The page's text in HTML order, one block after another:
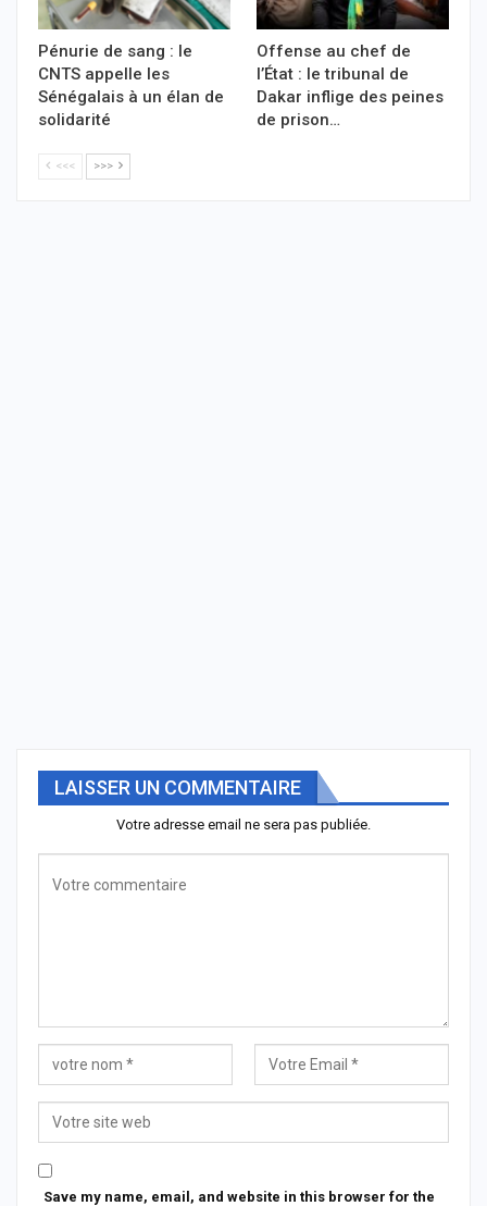
Pénurie de sang : le
CNTS appelle les
Sénégalais à un élan de
solidarité
Offense au chef de
l’État : le tribunal de
Dakar inflige des peines
de prison…
<<< >>>
LAISSER UN COMMENTAIRE
Votre adresse email ne sera pas publiée.
Save my name, email, and website in this browser for the